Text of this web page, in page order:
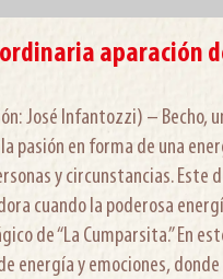
aparación
José Infantozzi) – Becho,
pasión en forma de una
y circunstancias. Este
cuando la poderosa
de “La Cumparsita.” En
energía y emociones,